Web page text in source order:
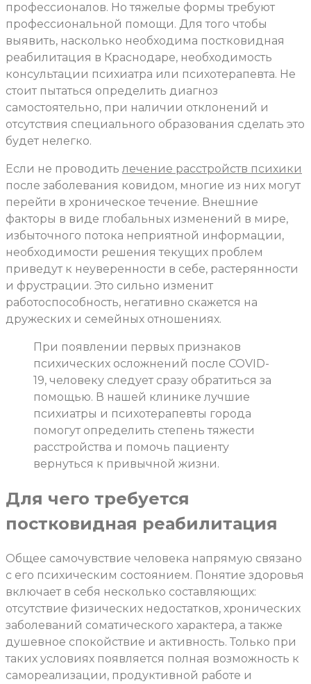
профессионалов. Но тяжелые формы требуют
профессиональной помощи. Для того чтобы
выявить, насколько необходима постковидная
реабилитация в Краснодаре, необходимость
консультации психиатра или психотерапевта. Не
стоит пытаться определить диагноз
самостоятельно, при наличии отклонений и
отсутствия специального образования сделать это
будет нелегко.
Если не проводитьлечение расстройств психики
после заболевания ковидом, многие из них могут
перейти в хроническое течение. Внешние
факторы в виде глобальных изменений в мире,
избыточного потока неприятной информации,
необходимости решения текущих проблем
приведут к неуверенности в себе, растерянности
и фрустрации. Это сильно изменит
работоспособность, негативно скажется на
дружеских и семейных отношениях.
При появлении первых признаков
психических осложнений после COVID-
19, человеку следует сразу обратиться за
помощью. В нашей клинике лучшие
психиатры и психотерапевты города
помогут определить степень тяжести
расстройства и помочь пациенту
вернуться к привычной жизни.
Для чего требуется
постковидная реабилитация
Общее самочувствие человека напрямую связано
с его психическим состоянием. Понятие здоровья
включает в себя несколько составляющих:
отсутствие физических недостатков, хронических
заболеваний соматического характера, а также
душевное спокойствие и активность. Только при
таких условиях появляется полная возможность к
самореализации, продуктивной работе и